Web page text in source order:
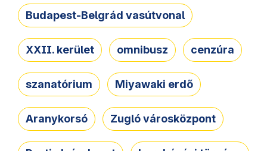
Budapest-Belgrád vasútvonal
XXII. kerület omnibusz cenzúra
szanatórium Miyawaki erdő
Aranykorsó Zugló városközpont